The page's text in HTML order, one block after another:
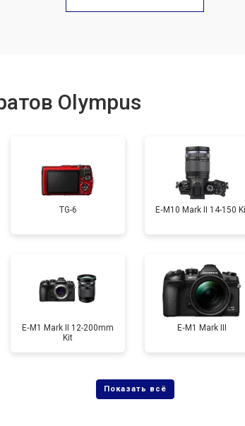
от 120 мин
от 90 мин
Olympus
TG-6 E‑M10 Mark II 14-150
E‑M1 Mark II 12-200mm
Kit
E‑M1 Mark III